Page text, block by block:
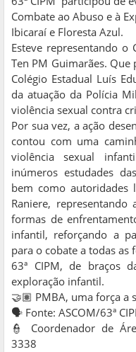
Combate ao Abuso e à
Ibicaraí e Floresta Azul.
Esteve representando o
Ten PM Guimarães.
Colégio Estadual Luís
da atuação da Polícia
violência sexual contra
Por sua vez, a ação
contou com uma
violência sexual
inúmeros estudades
bem como autoridades
Raniere,
formas de
infantil, reforçando a
para o cobate a todas as
63ª CIPM, de braços
exploração infantil.
🤝🏽 PMBA, uma força a
🗣 Fonte: ASCOM/63ª
👮 Coordenador de
3338